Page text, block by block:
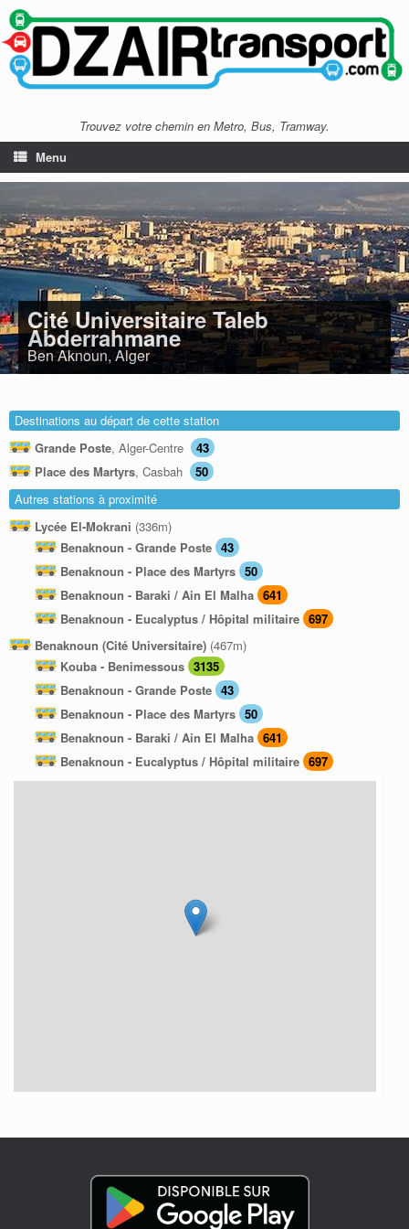
Trouvez votre chemin en Metro, Bus, Tramway.
Menu
Cité Universitaire Taleb
Abderrahmane
Ben Aknoun, Alger
Destinations au départ de cette station
Grande Poste, Alger-Centre
43
Place des Martyrs, Casbah
50
Autres stations à proximité
Lycée El-Mokrani (336m)
Benaknoun - Grande Poste 43
Benaknoun - Place des Martyrs 50
Benaknoun - Baraki / Ain El Malha 641
Benaknoun - Eucalyptus / Hôpital militaire 697
Benaknoun (Cité Universitaire) (467m)
Kouba - Benimessous 3135
Benaknoun - Grande Poste 43
Benaknoun - Place des Martyrs 50
Benaknoun - Baraki / Ain El Malha 641
Benaknoun - Eucalyptus / Hôpital militaire 697